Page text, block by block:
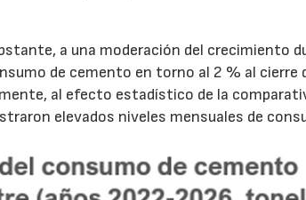
a una moderación del crecimiento
de cemento en torno al 2 % al cierre
al efecto estadístico de la
elevados niveles mensuales de